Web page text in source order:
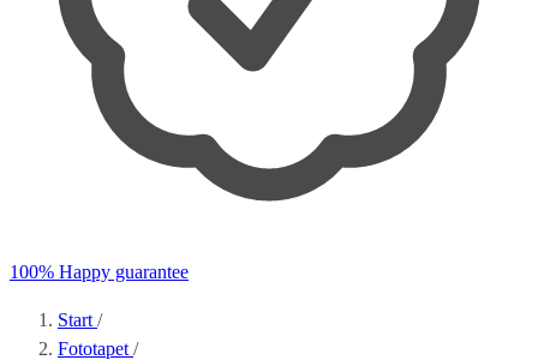
100% Happy guarantee
Start /
Fototapet /